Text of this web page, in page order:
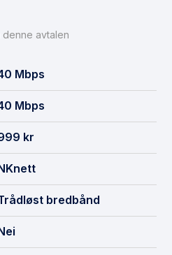
denne avtalen
Mbps
Mbps
kr
bredbånd